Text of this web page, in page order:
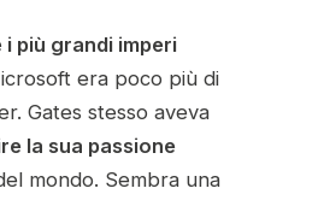
più grandi imperi
era poco più di
Gates stesso aveva
la sua passione
mondo. Sembra una